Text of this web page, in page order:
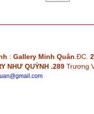
: Gallery Minh Quân .ĐC.
NHƯ QUỲNH .289 Trương